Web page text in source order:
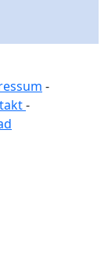
-
-